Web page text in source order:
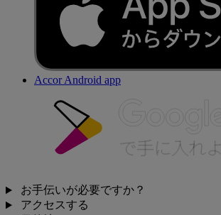
Accor Android app
お手伝いが必要ですか？
アクセスする